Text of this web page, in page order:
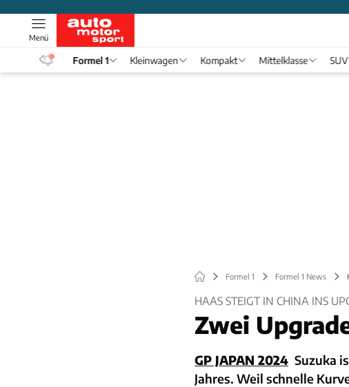
Menü
Formel 1 Kleinwagen Kompakt Mittelklasse SUV
Formel 1 Formel 1 News
HAAS STEIGT IN CHINA INS
Zwei
GP JAPAN 2024 Suzuka
Jahres. Weil schnelle